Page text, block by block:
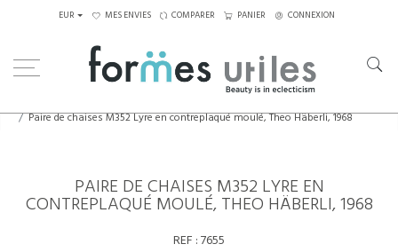
EUR MES ENVIES COMPARER PANIER CONNEXION
Paire de chaises M352 Lyre en contreplaqué moulé, Theo Häberli, 1968
PAIRE DE CHAISES M352 LYRE EN
CONTREPLAQUÉ MOULÉ, THEO HÄBERLI, 1968
REF :7655